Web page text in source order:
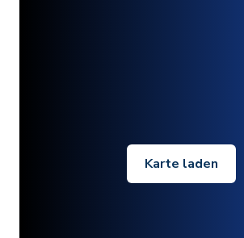
Karte laden